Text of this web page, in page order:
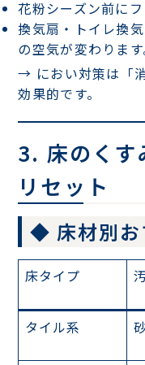
花粉シーズン前に
換気扇・トイレ換
の空気が変わります
→ におい対策は「
効果的です。
3. 床のくす
リセット
◆ 床材別お
床タイプ
タイル系